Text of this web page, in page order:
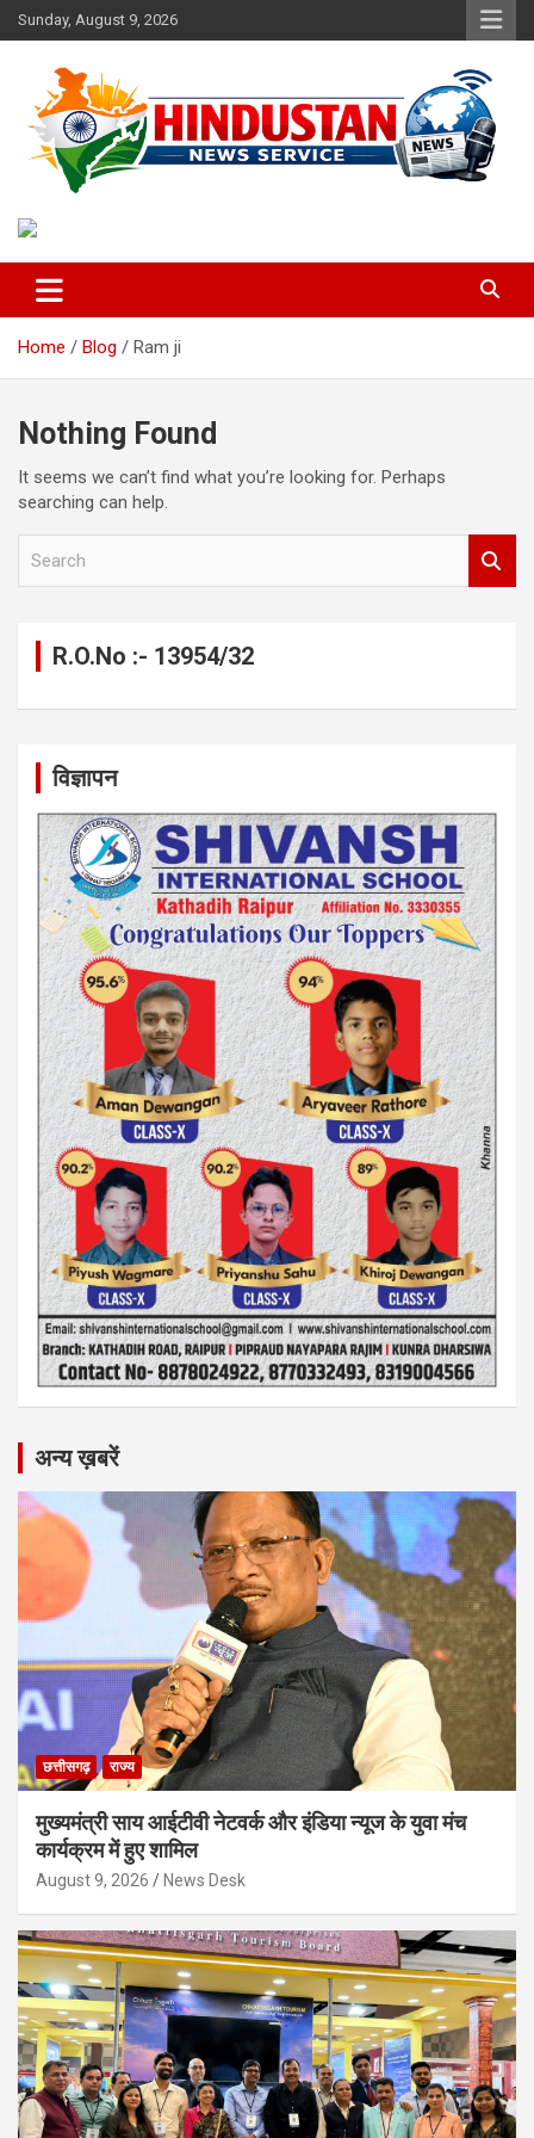
Skip
to
Sunday, August 9, 2026
Hindustan News Service
Home Blog Ram ji
Nothing Found
It seems we can’t find what you’re looking for. Perhaps
searching can help.
R.O.No :- 13954/32
विज्ञापन
अन्य ख़बरें
छत्तीसगढ़ राज्य
मुख्यमंत्री साय आईटीवी नेटवर्क और इंडिया न्यूज के युवा मंच
कार्यक्रम में हुए शामिल
August 9, 2026 News Desk